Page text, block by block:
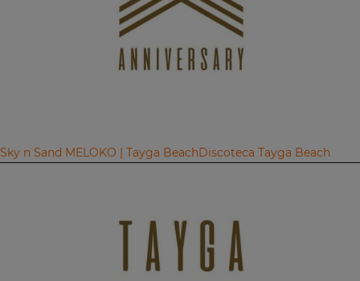
Sky n Sand MELOKO | Tayga BeachDiscoteca Tayga Beach